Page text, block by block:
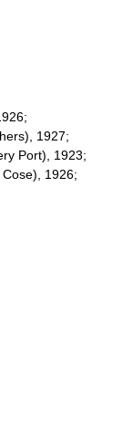
1927;
Port), 1923;
1926;